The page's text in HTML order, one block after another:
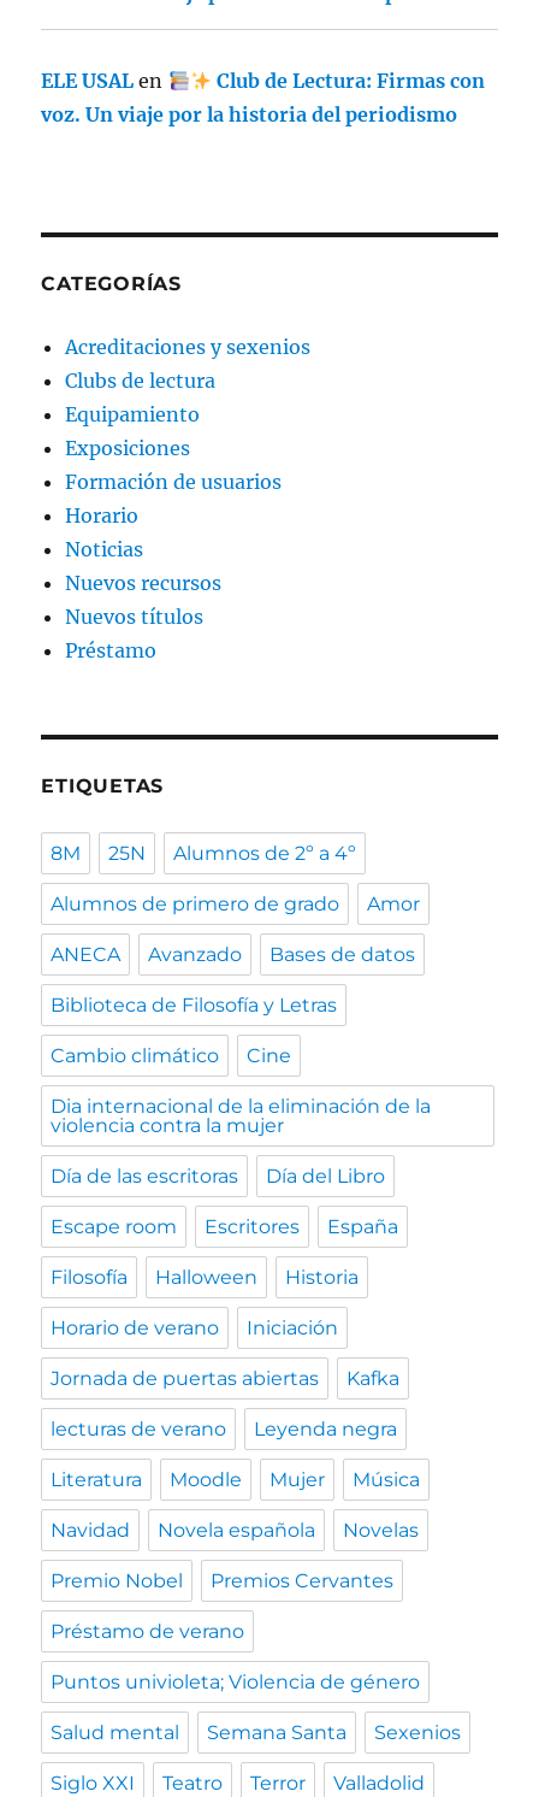
ELE USAL en
Club de Lectura: Firmas con
voz. Un viaje por la historia del periodismo
CATEGORÍAS
Acreditaciones y sexenios
Clubs de lectura
Equipamiento
Exposiciones
Formación de usuarios
Horario
Noticias
Nuevos recursos
Nuevos títulos
Préstamo
ETIQUETAS
8M 25N Alumnos de 2º a 4º
Alumnos de primero de grado Amor
ANECA Avanzado Bases de datos
Biblioteca de Filosofía y Letras
Cambio climático Cine
Dia internacional de la eliminación de la
violencia contra la mujer
Día de las escritoras Día del Libro
Escape room Escritores España
Filosofía Halloween Historia
Horario de verano Iniciación
Jornada de puertas abiertas Kafka
lecturas de verano Leyenda negra
Literatura Moodle Mujer Música
Navidad Novela española Novelas
Premio Nobel Premios Cervantes
Préstamo de verano
Puntos univioleta; Violencia de género
Salud mental Semana Santa Sexenios
Siglo XXI Teatro Terror Valladolid